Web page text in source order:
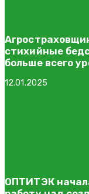
стихийные
больше всего
12.01.2025
ОПТИТЭК